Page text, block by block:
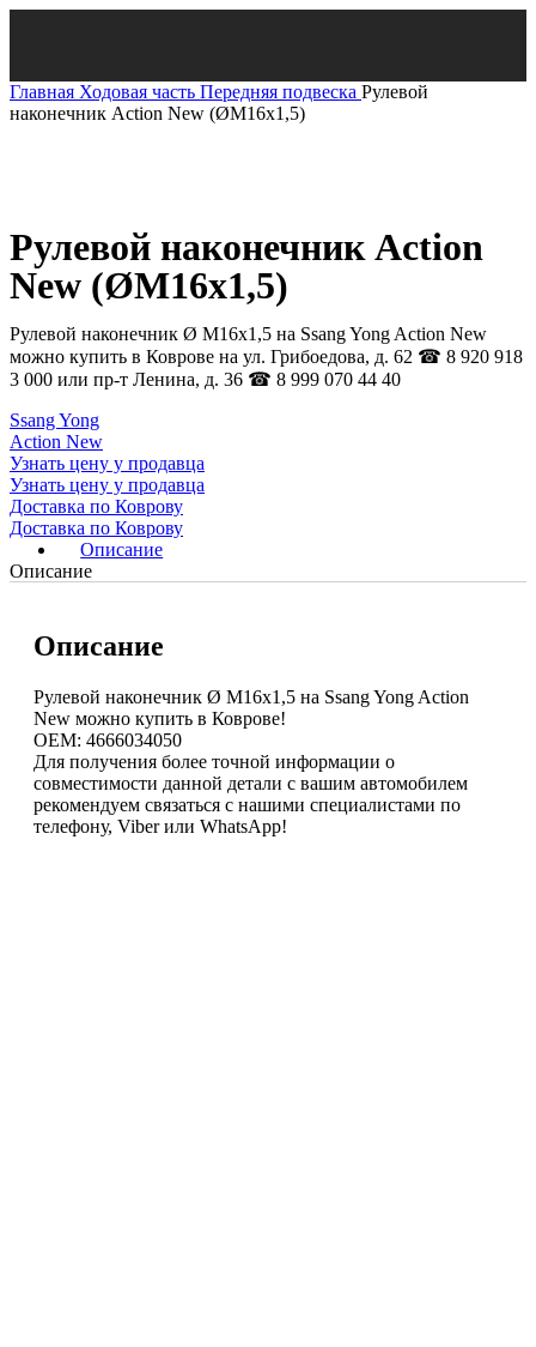
Главная Ходовая часть Передняя подвеска Рулевой
наконечник Action New (ØМ16х1,5)
Рулевой наконечник Action
New (ØМ16х1,5)
Рулевой наконечник Ø М16х1,5 на Ssang Yong Action New
можно купить в Коврове на ул. Грибоедова, д. 62 ☎ 8 920 918
3 000 или пр-т Ленина, д. 36 ☎ 8 999 070 44 40
Ssang Yong
Action New
Узнать цену у продавца
Узнать цену у продавца
Доставка по Коврову
Доставка по Коврову
Описание
Описание
Описание
Рулевой наконечник Ø М16х1,5 на Ssang Yong Action
New можно купить в Коврове!
OEM: 4666034050
Для получения более точной информации о
совместимости данной детали с вашим автомобилем
рекомендуем связаться с нашими специалистами по
телефону, Viber или WhatsApp!